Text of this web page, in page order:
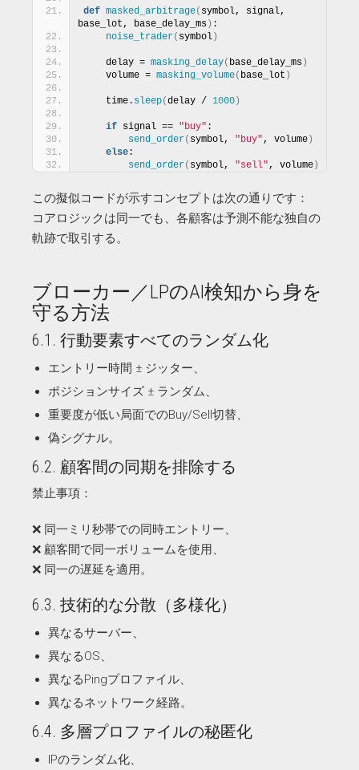
def masked_arbitrage( symbol, signal,
base_lot, base_delay_ms ) :
noise_trader( symbol )
    delay =
masking_delay( base_delay_ms )
    volume =
masking_volume( base_lot )
    time.
sleep( delay / 1000 )
if signal == "buy" :
send_order( symbol, "buy", volume )
else :
send_order( symbol, "sell", volume )
この擬似コードが示すコンセプトは次の通りです：
コアロジックは同一でも、各顧客は予測不能な独自の
軌跡で取引する。
ブローカー／LPのAI検知から身を
守る方法
6.1. 行動要素すべてのランダム化
エントリー時間 ± ジッター、
ポジションサイズ ± ランダム、
重要度が低い局面でのBuy/Sell切替、
偽シグナル。
6.2. 顧客間の同期を排除する
禁止事項：
❌ 同一ミリ秒帯での同時エントリー、
❌ 顧客間で同一ボリュームを使用、
❌ 同一の遅延を適用。
6.3. 技術的な分散（多様化）
異なるサーバー、
異なるOS、
異なるPingプロファイル、
異なるネットワーク経路。
6.4. 多層プロファイルの秘匿化
IPのランダム化、